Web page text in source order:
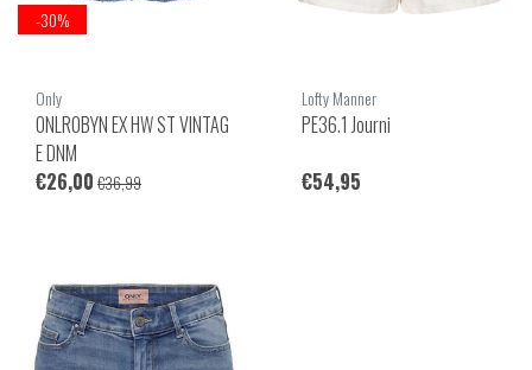
-30%
Only
ONLROBYN EX HW ST VINTAG
E DNM
€26,00 €36,99
Lofty Manner
PE36.1 Journi
€54,95